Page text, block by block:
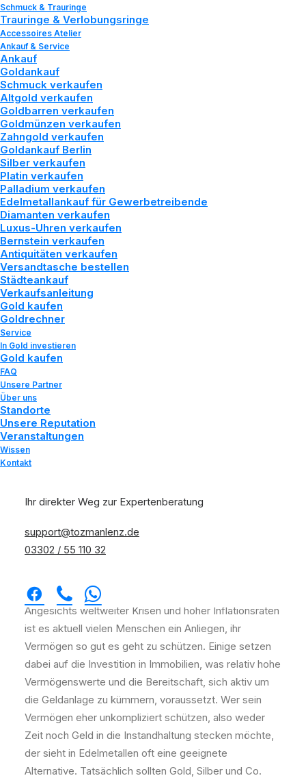
Schmuck & Trauringe
Trauringe & Verlobungsringe
Accessoires Atelier
Ankauf & Service
Ankauf
Goldankauf
Schmuck verkaufen
Altgold verkaufen
Goldbarren verkaufen
Goldmünzen verkaufen
Zahngold verkaufen
Goldankauf Berlin
Silber verkaufen
Platin verkaufen
Palladium verkaufen
Edelmetallankauf für Gewerbetreibende
Diamanten verkaufen
Luxus-Uhren verkaufen
Bernstein verkaufen
Antiquitäten verkaufen
Versandtasche bestellen
Städteankauf
Verkaufsanleitung
Gold kaufen
Goldrechner
Service
In Gold investieren
Gold kaufen
FAQ
Unsere Partner
Über uns
Standorte
Unsere Reputation
Veranstaltungen
Wissen
Kontakt
Ihr direkter Weg zur Expertenberatung
support@tozmanlenz.de
03302 / 55 110 32
VERMÖGENSWERTE
SCHÜTZEN DURCH
EDELMETALLE
April 9, 2023
Edelmetalle
Home
Vermögenswerte schützen durch Edelmetalle
Angesichts weltweiter Krisen und hoher Inflationsraten
ist es aktuell vielen Menschen ein Anliegen, ihr
Vermögen so gut es geht zu schützen. Einige setzen
dabei auf die Investition in Immobilien, was relativ hohe
Vermögenswerte und die Bereitschaft, sich aktiv um
die Geldanlage zu kümmern, voraussetzt. Wer sein
Vermögen eher unkompliziert schützen, also weder
Zeit noch Geld in die Instandhaltung stecken möchte,
der sieht in Edelmetallen oft eine geeignete
Alternative. Tatsächlich sollten Gold, Silber und Co.